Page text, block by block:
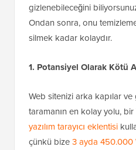
gizlenebileceğini
Ondan sonra, onu
silmek kadar kolaydır.
1. Potansiyel Olarak Kötü
Web sitenizi arka kapılar ve
taramanın en kolay yolu,
yazılım tarayıcı eklentisi
çünkü bize3 ayda 450.000